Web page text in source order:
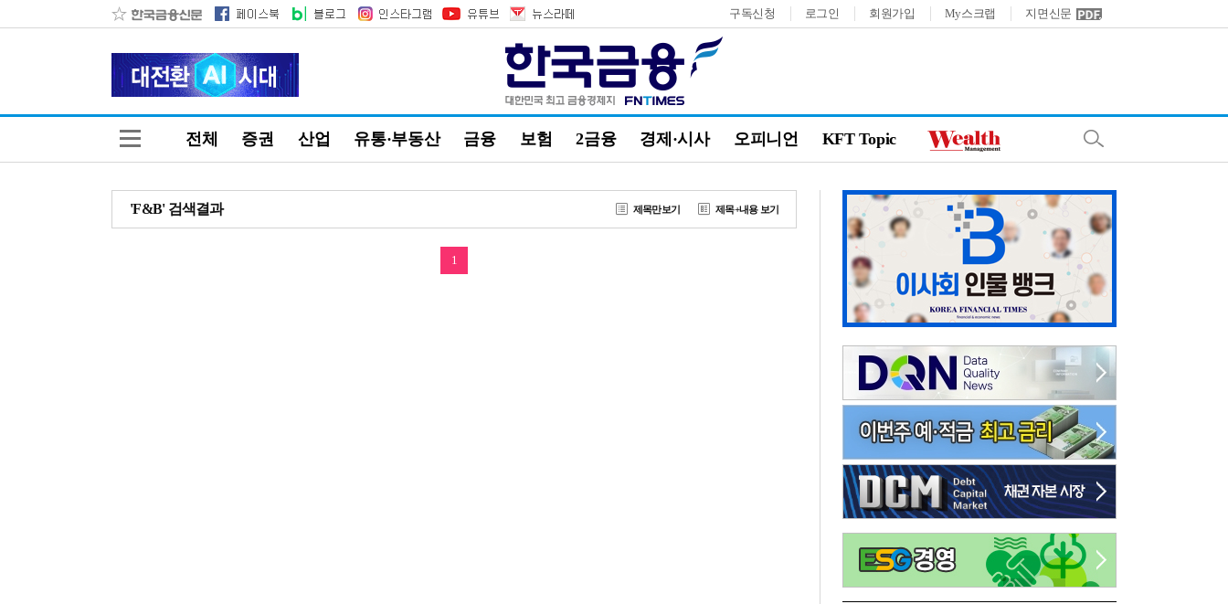
구독신청 로그인 회원가입 My스크랩 지면신문
전체 증권 산업 유통·부동산 금융 보험 2금융 경제·시사 오피니언 KFT Topic
'F&B' 검색결과 제목만보기 제목+내용 보기
1